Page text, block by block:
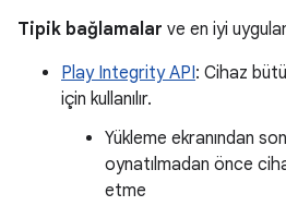
Tipik bağlamalar ve en iyi
Play Integrity API: Cihaz
için kullanılır.
Yükleme ekranından
oynatılmadan önce
etme